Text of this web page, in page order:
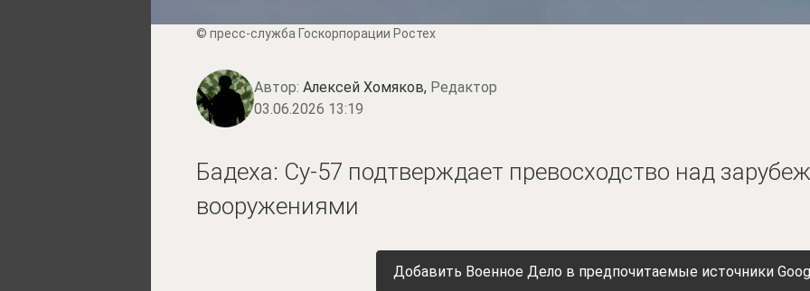
© пресс-служба Госкорпорации Ростех
Автор: Алексей Хомяков, Редактор
03.06.2026 13:19
Бадеха: Су-57 подтверждает превосходство над
вооружениями
Добавить Военное Дело в предпочитаемые источники